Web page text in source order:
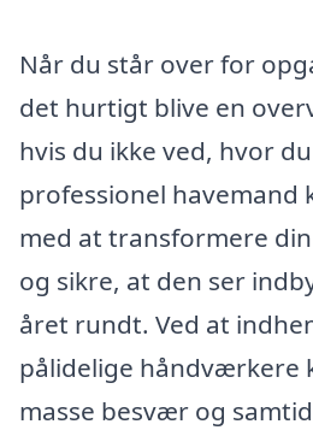
Når du står over for
det hurtigt blive en
hvis du ikke ved, hvor
professionel havemand
med at transformere
og sikre, at den ser
året rundt. Ved at
pålidelige håndværkere
masse besvær og